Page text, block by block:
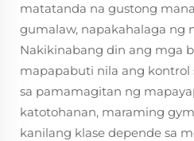
matatanda na gustong
gumalaw, napakahalaga ng
Nakikinabang din ang mga
mapapabuti nila ang kontrol
sa pamamagitan ng
katotohanan, maraming
kanilang klase depende sa